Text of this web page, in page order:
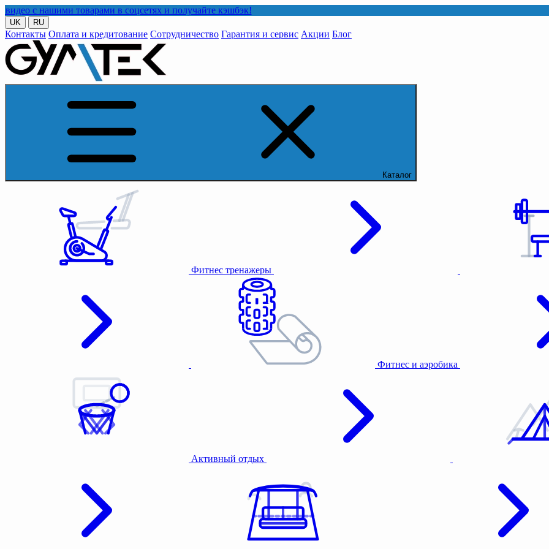
товарами в соцсетях и получайте кэшбэк!
UK RU
Контакты Оплата и кредитование Сотрудничество Гарантия и сервис Акции Блог
Каталог
Фитнес тренажеры
Фитнес и аэробика
Активный отдых